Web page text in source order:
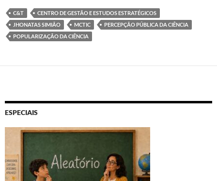
C&T
CENTRO DE GESTÃO E ESTUDOS ESTRATÉGICOS
JHONATAS SIMIÃO
MCTIC
PERCEPÇÃO PÚBLICA DA CIÊNCIA
POPULARIZAÇÃO DA CIÊNCIA
ESPECIAIS